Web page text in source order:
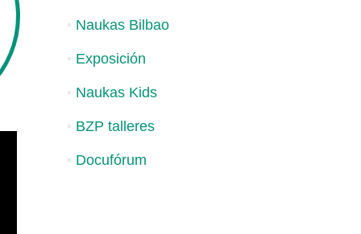
Naukas Bilbao
Exposición
Naukas Kids
BZP talleres
Docufórum